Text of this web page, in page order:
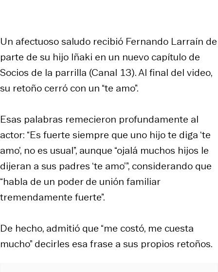
Un afectuoso saludo recibió Fernando Larraín de
parte de su hijo Iñaki en un nuevo capítulo de
Socios de la parrilla (Canal 13). Al final del video,
su retoño cerró con un “te amo”.
Esas palabras remecieron profundamente al
actor: “Es fuerte siempre que uno hijo te diga ‘te
amo’, no es usual”, aunque “ojalá muchos hijos le
dijeran a sus padres ‘te amo’”, considerando que
“habla de un poder de unión familiar
tremendamente fuerte”.
De hecho, admitió que “me costó, me cuesta
mucho” decirles esa frase a sus propios retoños.